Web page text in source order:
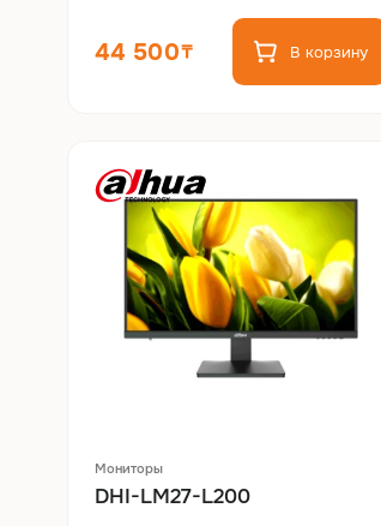
44 500 В корзину
Мониторы
DHI-LM27-L200